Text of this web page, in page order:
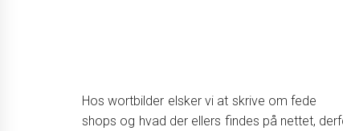
Hos wortbilder elsker vi at skrive om fede
shops og hvad der ellers findes på nettet,